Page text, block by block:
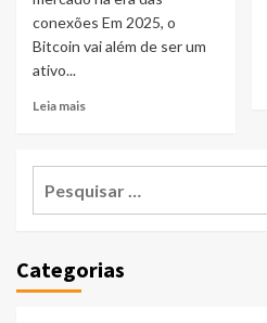
conexões Em 2025, o
Bitcoin vai além de ser um
ativo...
Leia mais
Categorias